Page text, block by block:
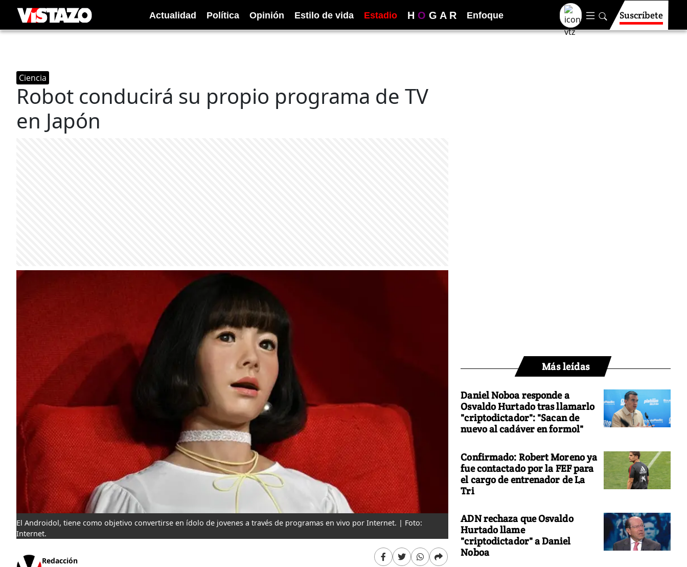
Actualidad Política Opinión Estilo de vida Estadio H O G A R Enfoque Suscríbete
Ciencia
Robot conducirá su propio programa de TV
en Japón
El Androidol, tiene como objetivo convertirse en ídolo de jovenes a través de programas en vivo por Internet. | Foto:
Internet.
Redacción
Más leídas
Daniel Noboa responde a
Osvaldo Hurtado tras llamarlo
"criptodictador": "Sacan de
nuevo al cadáver en formol"
Confirmado: Robert Moreno ya
fue contactado por la FEF para
el cargo de entrenador de La
Tri
ADN rechaza que Osvaldo
Hurtado llame
"criptodictador" a Daniel
Noboa